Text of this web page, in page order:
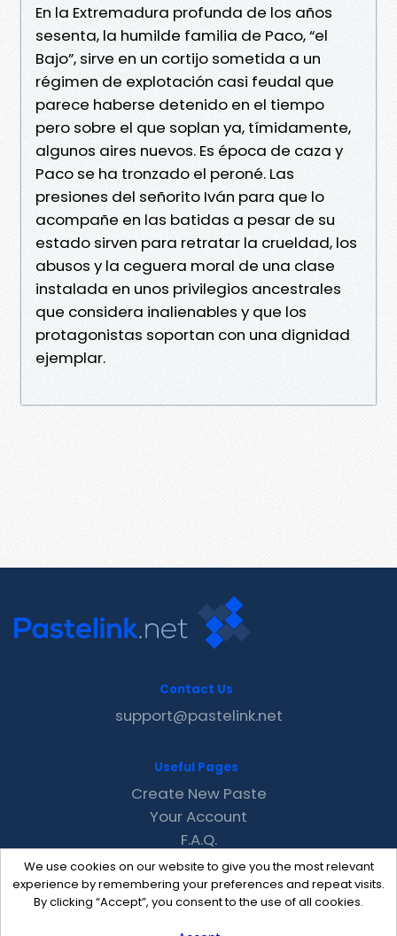
En la Extremadura profunda de los años
sesenta, la humilde familia de Paco, “el
Bajo”, sirve en un cortijo sometida a un
régimen de explotación casi feudal que
parece haberse detenido en el tiempo
pero sobre el que soplan ya, tímidamente,
algunos aires nuevos. Es época de caza y
Paco se ha tronzado el peroné. Las
presiones del señorito Iván para que lo
acompañe en las batidas a pesar de su
estado sirven para retratar la crueldad, los
abusos y la ceguera moral de una clase
instalada en unos privilegios ancestrales
que considera inalienables y que los
protagonistas soportan con una dignidad
ejemplar.
We use cookies on our website to give you the most relevant
experience by remembering your preferences and repeat visits.
By clicking “Accept”, you consent to the use of all cookies.
Contact Us
support@pastelink.net
Useful Pages
Create New Paste
Your Account
F.A.Q.
Recent
Contact